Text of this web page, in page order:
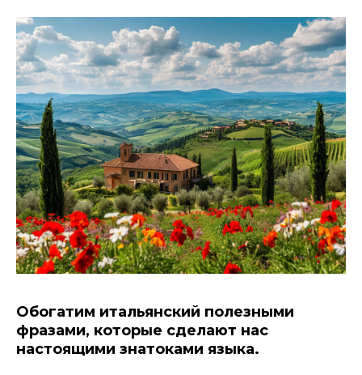
Обогатим итальянский полезными
фразами, которые сделают нас
настоящими знатоками языка.